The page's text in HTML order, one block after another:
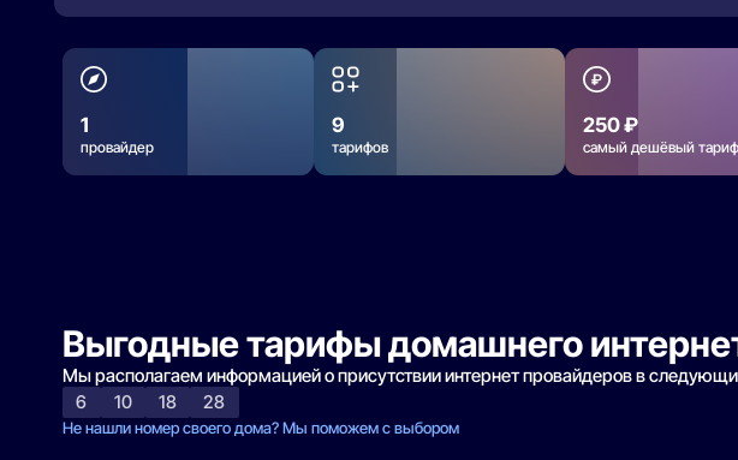
1
провайдер
9
тарифов
250 ₽
самый дешёвый тариф
Выгодные тарифы домашнего
Мы располагаем информацией о присутствии интернет провайдеров в
6
10 18 28
Не нашли номер своего дома? Мы поможем с выбором